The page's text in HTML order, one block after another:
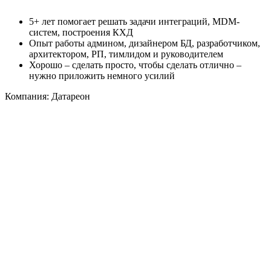
5+ лет помогает решать задачи интеграций, MDM-
систем, построения КХД
Опыт работы админом, дизайнером БД, разработчиком,
архитектором, РП, тимлидом и руководителем
Хорошо – сделать просто, чтобы сделать отлично –
нужно приложить немного усилий
Компания: Датареон